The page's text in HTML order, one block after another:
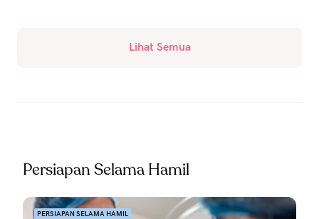
Lihat Semua
Persiapan Selama Hamil
PERSIAPAN SELAMA HAMIL